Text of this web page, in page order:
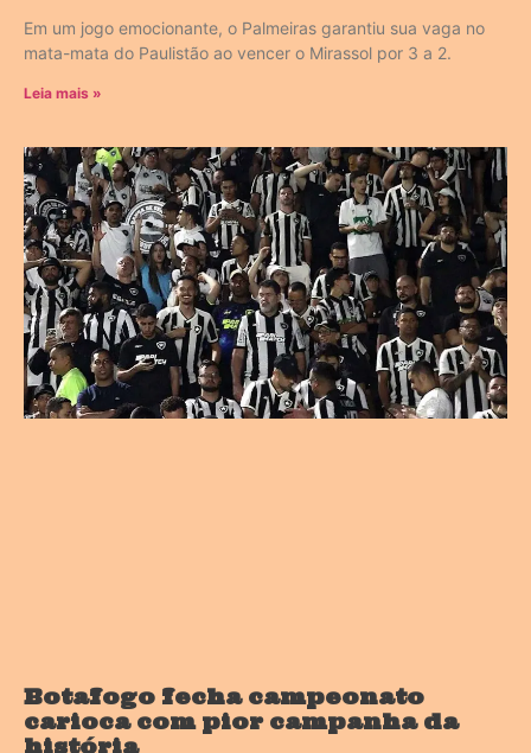
Em um jogo emocionante, o Palmeiras garantiu sua vaga no
mata-mata do Paulistão ao vencer o Mirassol por 3 a 2.
Leia mais »
Botafogo fecha campeonato
carioca com pior campanha da
história